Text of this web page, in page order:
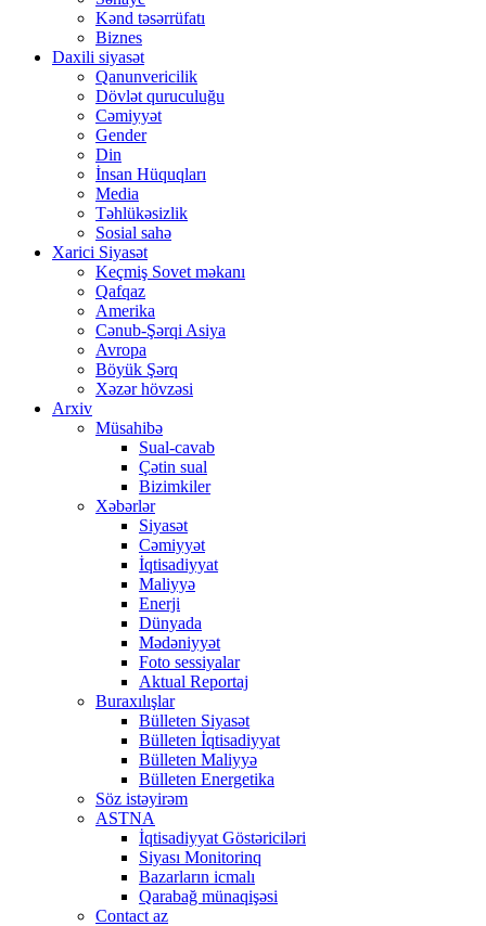
Kənd təsərrüfatı
Biznes
Daxili siyasət
Qanunvericilik
Dövlət quruculuğu
Cəmiyyət
Gender
Din
İnsan Hüquqları
Media
Təhlükəsizlik
Sosial sahə
Xarici Siyasət
Keçmiş Sovet məkanı
Qafqaz
Amerika
Cənub-Şərqi Asiya
Avropa
Böyük Şərq
Xəzər hövzəsi
Arxiv
Müsahibə
Sual-cavab
Çətin sual
Bizimkiler
Xəbərlər
Siyasət
Cəmiyyət
İqtisadiyyat
Maliyyə
Enerji
Dünyada
Mədəniyyət
Foto sessiyalar
Aktual Reportaj
Buraxılışlar
Bülleten Siyasət
Bülleten İqtisadiyyat
Bülleten Maliyyə
Bülleten Energetika
Söz istəyirəm
ASTNA
İqtisadiyyat Göstəriciləri
Siyası Monitorinq
Bazarların icmalı
Qarabağ münaqişəsi
Contact az